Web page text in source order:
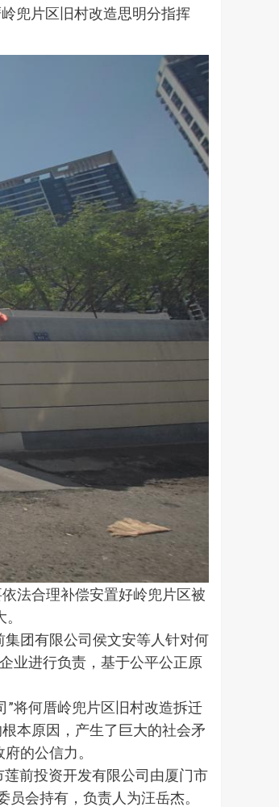
兜片区旧村改造思明分指挥
法合理补偿安置好岭兜片区被
团有限公司侯文安等人针对何
业进行负责，基于公平公正原
”将何厝岭兜片区旧村改造拆迁
本原因，产生了巨大的社会矛
的公信力。
前投资开发有限公司由厦门市
会持有，负责人为汪岳杰。